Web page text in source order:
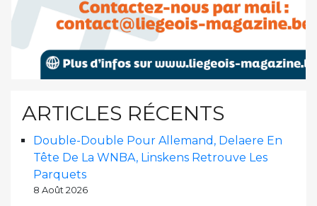
ARTICLES RÉCENTS
Double-Double Pour Allemand, Delaere En
Tête De La WNBA, Linskens Retrouve Les
Parquets
8 Août 2026